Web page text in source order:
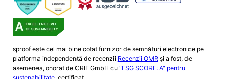
sproof este cel mai bine cotat furnizor de semnături electronice pe
platforma independentă de recenzii Recenzii OMR și a fost, de
asemenea, onorat de CRIF GmbH cu "ESG SCORE: A" pentru